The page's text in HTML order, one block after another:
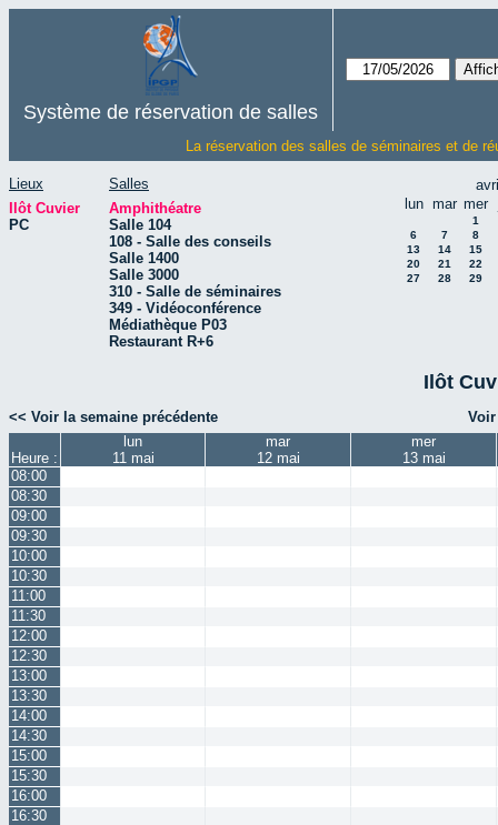
Système de réservation de salles
La réservation des salles de séminaires et de
Lieux
Ilôt Cuvier
PC
Salles
Amphithéatre
Salle 104
108 - Salle des conseils
Salle 1400
Salle 3000
310 - Salle de séminaires
349 - Vidéoconférence
Médiathèque P03
Restaurant R+6
lun mar mer
1
6
7
8
13
14
15
20
21
22
27
28 29
Ilôt
<< Voir la semaine précédente
Heure :
lun
11 mai
mar
12 mai
mer
13 mai
08:00
08:30
09:00
09:30
10:00
10:30
11:00
11:30
12:00
12:30
13:00
13:30
14:00
14:30
15:00
15:30
16:00
16:30